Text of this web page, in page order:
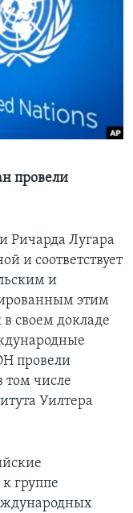
провели
Ричарда Лугара
и соответствует
и
этим
своем докладе
провели
том числе
Уилтера
группе